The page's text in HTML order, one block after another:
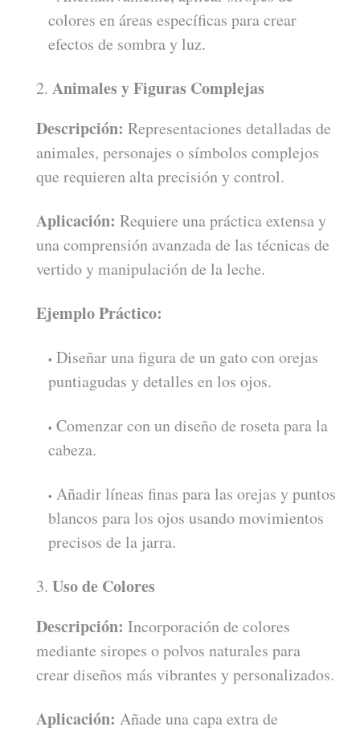
colores en áreas específicas para crear
efectos de sombra y luz.
Animales y Figuras Complejas
Descripción: Representaciones detalladas de
animales, personajes o símbolos complejos
que requieren alta precisión y control.
Aplicación: Requiere una práctica extensa y
una comprensión avanzada de las técnicas de
vertido y manipulación de la leche.
Ejemplo Práctico:
Diseñar una figura de un gato con orejas
puntiagudas y detalles en los ojos.
Comenzar con un diseño de roseta para la
cabeza.
Añadir líneas finas para las orejas y puntos
blancos para los ojos usando movimientos
precisos de la jarra.
Uso de Colores
Descripción: Incorporación de colores
mediante siropes o polvos naturales para
crear diseños más vibrantes y personalizados.
Aplicación: Añade una capa extra de